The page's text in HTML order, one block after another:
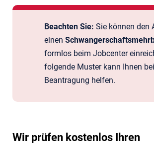
Beachten Sie: Sie können den
einen
formlos beim Jobcenter
folgende Muster kann Ihnen
Beantragung helfen.
Wir prüfen kostenlos Ihren